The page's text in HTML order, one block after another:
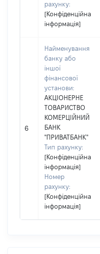
рахунку:
[Конфіденційна
інформація]
6
Найменування
банку або
іншої
фінансової
установи:
АКЦІОНЕРНЕ
ТОВАРИСТВО
КОМЕРЦІЙНИЙ
БАНК
"ПРИВАТБАНК"
Тип рахунку:
[Конфіденційна
інформація]
Номер
рахунку:
[Конфіденційна
інформація]